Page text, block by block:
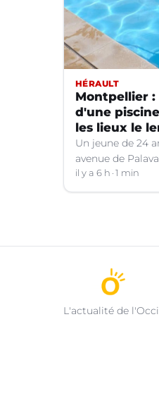
HÉRAULT
Montpellier :
d'une
les lieux le
Un jeune de 24
avenue de
suspecté d'avoir
il y a 6 h 1 min
L'actualité de